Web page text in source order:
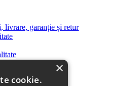
livrare, garanție și retur
cookie.
×